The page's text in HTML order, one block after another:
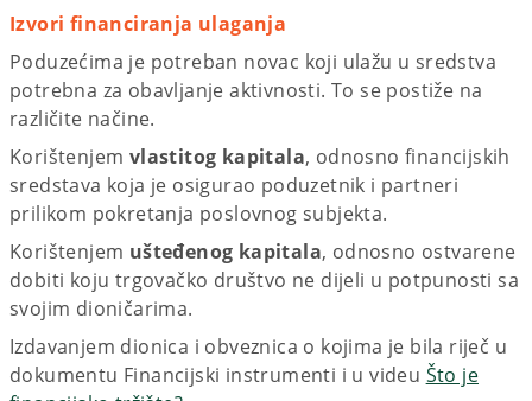
Izvori financiranja ulaganja
Poduzećima je potreban novac koji ulažu u sredstva
potrebna za obavljanje aktivnosti. To se postiže na
različite načine.
Korištenjem vlastitog kapitala, odnosno financijskih
sredstava koja je osigurao poduzetnik i partneri
prilikom pokretanja poslovnog subjekta.
Korištenjem ušteđenog kapitala, odnosno ostvarene
dobiti koju trgovačko društvo ne dijeli u potpunosti sa
svojim dioničarima.
Izdavanjem dionica i obveznica o kojima je bila riječ u
dokumentu Financijski instrumenti i u videu Što je